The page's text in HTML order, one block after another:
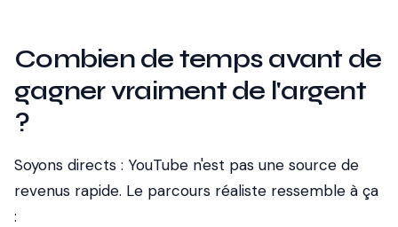
Combien de temps avant de
gagner vraiment de l'argent
?
Soyons directs : YouTube n'est pas une source de
revenus rapide. Le parcours réaliste ressemble à ça
: